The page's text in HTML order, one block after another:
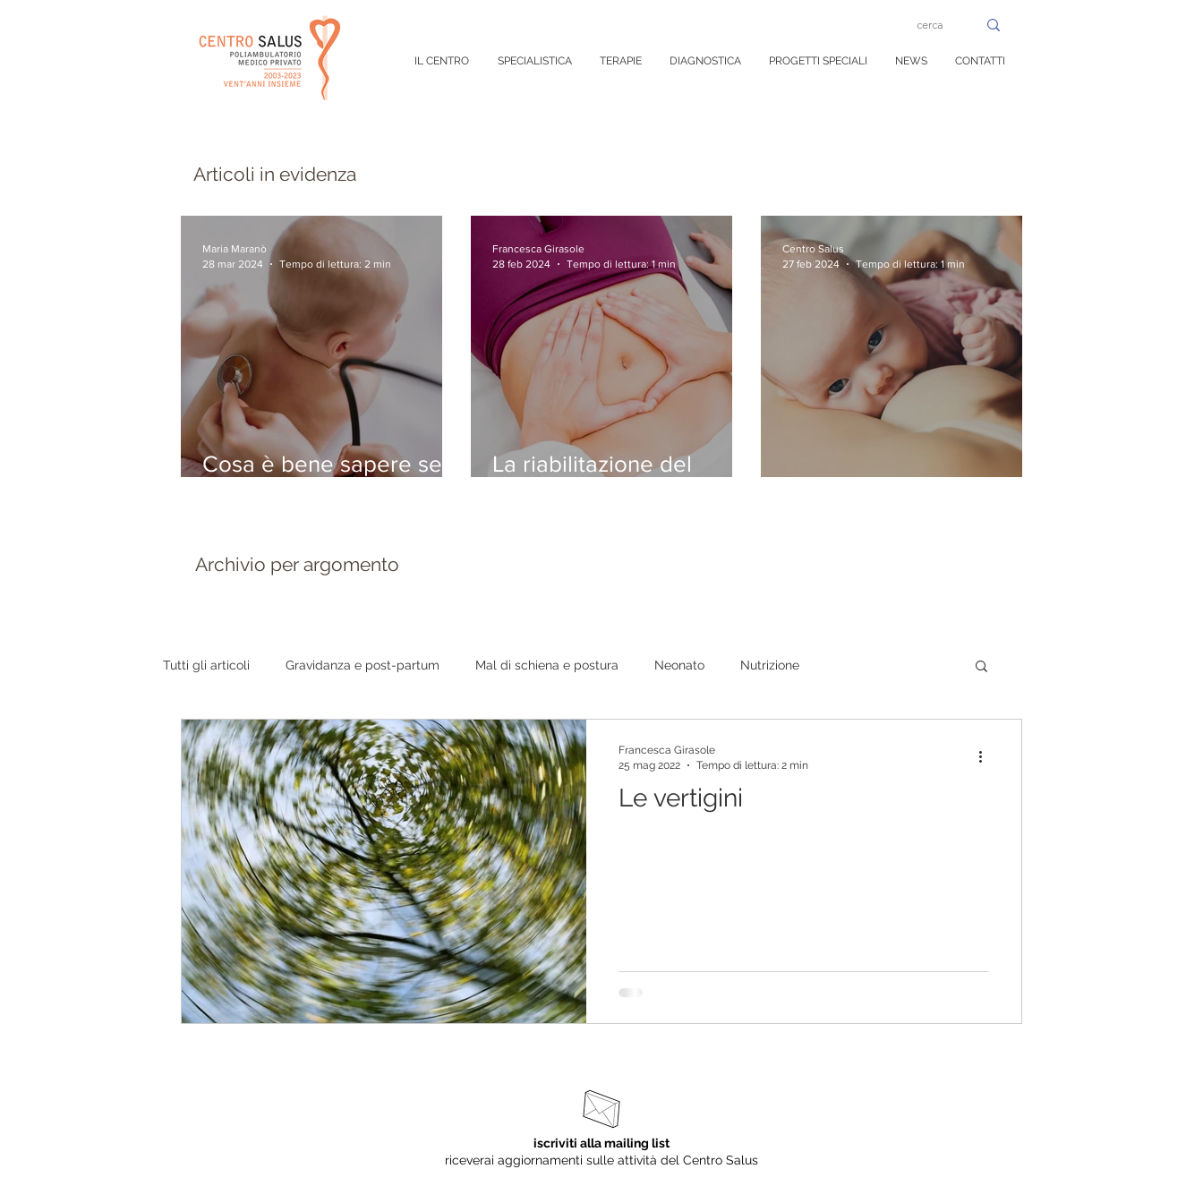
IL CENTRO SPECIALISTICA TERAPIE DIAGNOSTICA PROGETTI SPECIALI NEWS CONTATTI
Articoli in evidenza
Cosa è bene sapere se il
Maria Maranò
28 mar 2024
Tempo di lettura: 2 min
La riabilitazione del
Francesca Girasole
28 feb 2024
Tempo di lettura: 1 min
Centro Salus
27 feb 2024
Tempo di lettura: 1 min
Archivio per argomento
Tutti gli articoli Gravidanza e post-partum Mal di schiena e postura Neonato Nutrizione
Orecchie e vie respiratorie Organi Interni Psicologia
Agopuntura Le vertigini
Francesca Girasole
25 mag 2022
Tempo di lettura: 2 min
iscriviti alla mailing list
riceverai aggiornamenti sulle attività del Centro Salus